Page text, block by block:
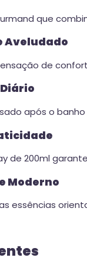
que
Aveludado
de
após o
de 200ml
Moderno
essências